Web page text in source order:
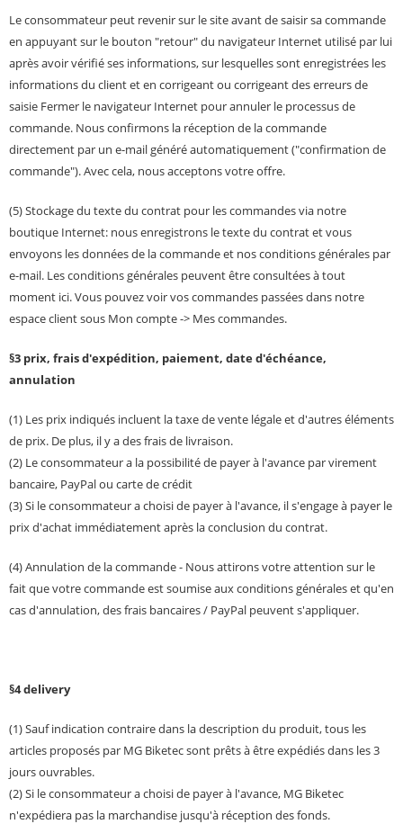
Le consommateur peut revenir sur le site avant de saisir sa commande
en appuyant sur le bouton "retour" du navigateur Internet utilisé par lui
après avoir vérifié ses informations, sur lesquelles sont enregistrées les
informations du client et en corrigeant ou corrigeant des erreurs de
saisie Fermer le navigateur Internet pour annuler le processus de
commande. Nous confirmons la réception de la commande
directement par un e-mail généré automatiquement ("confirmation de
commande"). Avec cela, nous acceptons votre offre.
(5) Stockage du texte du contrat pour les commandes via notre
boutique Internet: nous enregistrons le texte du contrat et vous
envoyons les données de la commande et nos conditions générales par
e-mail. Les conditions générales peuvent être consultées à tout
moment ici. Vous pouvez voir vos commandes passées dans notre
espace client sous Mon compte -> Mes commandes.
§3 prix, frais d'expédition, paiement, date d'échéance,
annulation
(1) Les prix indiqués incluent la taxe de vente légale et d'autres éléments
de prix. De plus, il y a des frais de livraison.
(2) Le consommateur a la possibilité de payer à l'avance par virement
bancaire, PayPal ou carte de crédit
(3) Si le consommateur a choisi de payer à l'avance, il s'engage à payer le
prix d'achat immédiatement après la conclusion du contrat.
(4) Annulation de la commande - Nous attirons votre attention sur le
fait que votre commande est soumise aux conditions générales et qu'en
cas d'annulation, des frais bancaires / PayPal peuvent s'appliquer.
§4 delivery
(1) Sauf indication contraire dans la description du produit, tous les
articles proposés par MG Biketec sont prêts à être expédiés dans les 3
jours ouvrables.
(2) Si le consommateur a choisi de payer à l'avance, MG Biketec
n'expédiera pas la marchandise jusqu'à réception des fonds.